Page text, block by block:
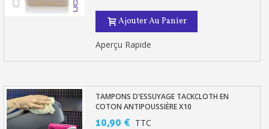
Ajouter Au Panier
Aperçu Rapide
TAMPONS D'ESSUYAGE TACKCLOTH EN
COTON ANTIPOUSSIÈRE X10
10,90 € TTC